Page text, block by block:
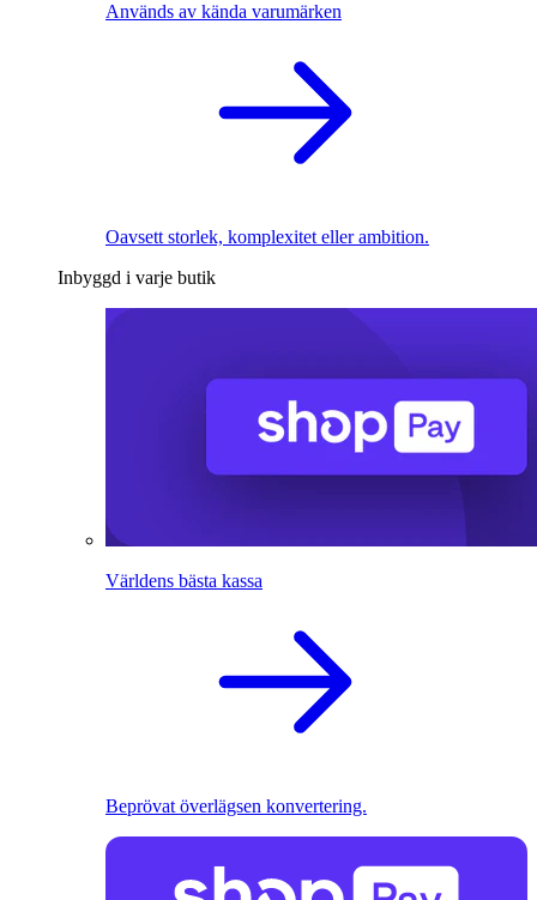
Används av kända varumärken
Oavsett storlek, komplexitet eller ambition.
Inbyggd i varje butik
Världens bästa kassa
Beprövat överlägsen konvertering.